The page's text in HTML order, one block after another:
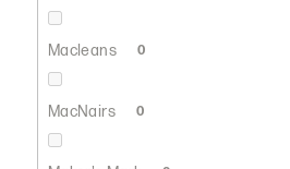
Macleans 0
MacNairs 0